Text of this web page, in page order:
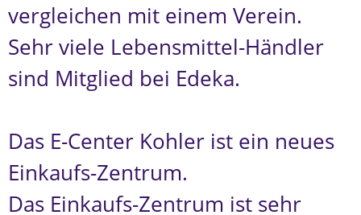
vergleichen mit einem Verein.
Sehr viele Lebensmittel-Händler
sind Mitglied bei Edeka.
Das E-Center Kohler ist ein neues
Einkaufs-Zentrum.
Das Einkaufs-Zentrum ist sehr